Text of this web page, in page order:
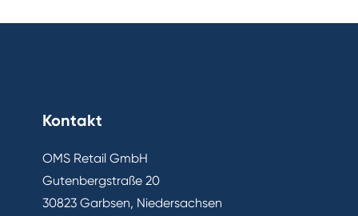
Kontakt
OMS Retail GmbH
Gutenbergstraße 20
30823 Garbsen, Niedersachsen